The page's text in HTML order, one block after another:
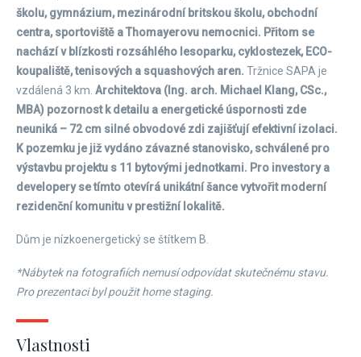
školu, gymnázium, mezinárodní britskou školu, obchodní
centra, sportoviště a Thomayerovu nemocnici. Přitom se
nachází v blízkosti rozsáhlého lesoparku, cyklostezek, ECO-
koupaliště, tenisových a squashových aren. Tržnice SAPA je
vzdálená 3 km. Architektova (Ing. arch. Michael Klang, CSc.,
MBA) pozornost k detailu a energetické úspornosti zde
neuniká – 72 cm silné obvodové zdi zajišťují efektivní izolaci.
K pozemku je již vydáno závazné stanovisko, schválené pro
výstavbu projektu s 11 bytovými jednotkami. Pro investory a
developery se tímto otevírá unikátní šance vytvořit moderní
rezidenční komunitu v prestižní lokalitě.
Dům je nízkoenergetický se štítkem B.
*Nábytek na fotografiích nemusí odpovídat skutečnému stavu.
Pro prezentaci byl použit home staging.
Vlastnosti